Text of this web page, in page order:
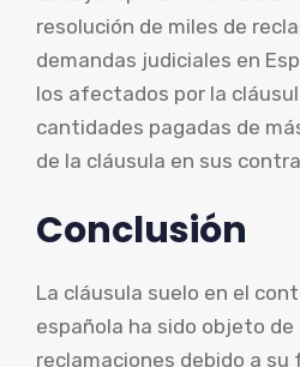
resolución de miles de
demandas judiciales en
los afectados por la
cantidades pagadas de
de la cláusula en sus
Conclusión
La cláusula suelo en el
española ha sido objeto
reclamaciones debido a su